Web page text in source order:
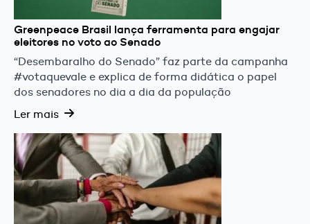
Greenpeace Brasil lança ferramenta para engajar
eleitores no voto ao Senado
“Desembaralho do Senado” faz parte da campanha
#votaquevale e explica de forma didática o papel
dos senadores no dia a dia da população
Ler mais